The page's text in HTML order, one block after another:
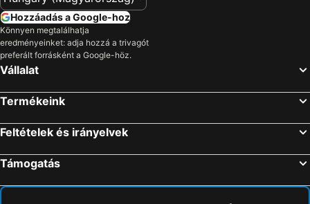
Hozzáadás a Google-hoz
Könnyen megtalálhatja
eredményeinket: adja hozzá a trivagót
preferált forrásként a Google-höz.
Vállalat
Termékeink
Feltételek és irányelvek
Támogatás